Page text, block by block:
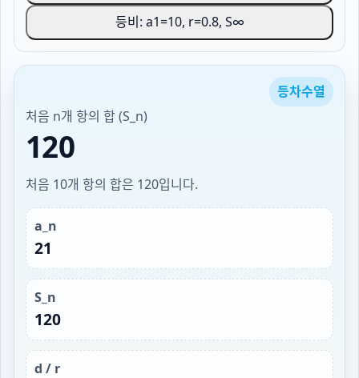
등비: a1=10, r=0.8, S∞
등차수열
처음 n개 항의 합 (S_n)
120
처음 10개 항의 합은 120입니다.
a_n
21
S_n
120
d / r